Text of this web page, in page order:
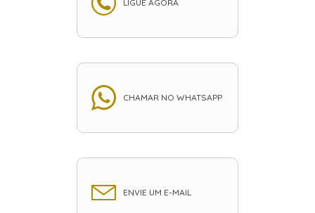
LIGUE AGORA
CHAMAR NO WHATSAPP
ENVIE UM E-MAIL